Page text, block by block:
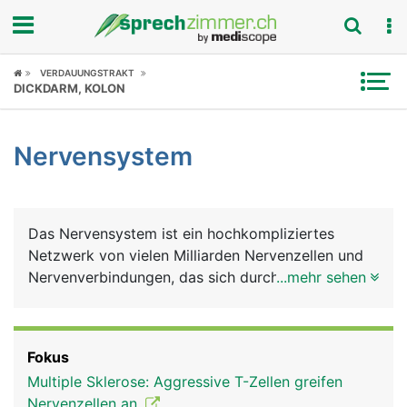
Fokus
Symptome
News
Rubriken
VERDAUUNGSTRAKT
DICKDARM, KOLON
Nervensystem
Das Nervensystem ist ein hochkompliziertes
Netzwerk von vielen Milliarden Nervenzellen und
Nervenverbindungen, das sich durch den ganzen
und unbewussten Körperfunktionen steuert und
aufeinander abstimmt. Das Gehirn ist dabei die
...mehr sehen
Fokus
Multiple Sklerose: Aggressive T-Zellen greifen
Nervenzellen an